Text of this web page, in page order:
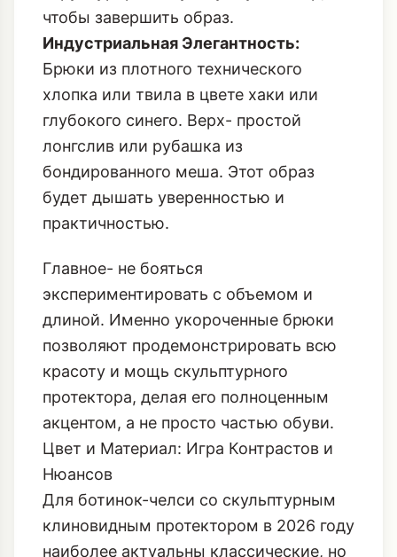
чтобы завершить образ.
Индустриальная Элегантность:
Брюки из плотного технического
хлопка или твила в цвете хаки или
глубокого синего. Верх- простой
лонгслив или рубашка из
бондированного меша. Этот образ
будет дышать уверенностью и
практичностью.
Главное- не бояться
экспериментировать с объемом и
длиной. Именно укороченные брюки
позволяют продемонстрировать всю
красоту и мощь скульптурного
протектора, делая его полноценным
акцентом, а не просто частью обуви.
Цвет и Материал: Игра Контрастов и
Нюансов
Для ботинок-челси со скульптурным
клиновидным протектором в 2026 году
наиболее актуальны классические, но